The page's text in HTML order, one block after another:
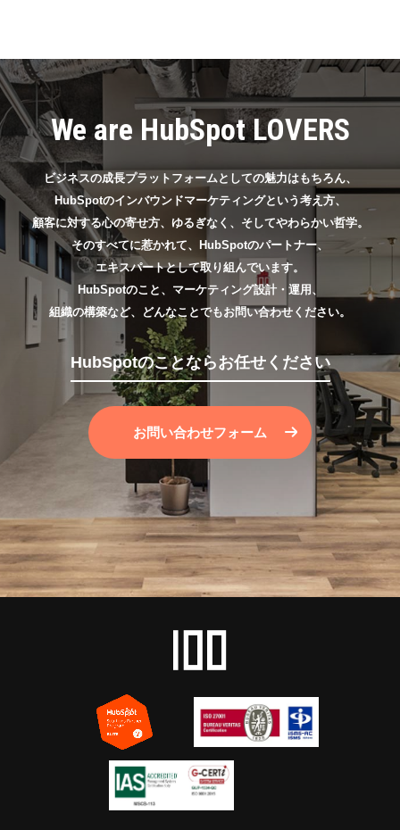
We are HubSpot LOVERS
ビジネスの成長プラットフォームとしての魅力はもちろん、
HubSpotのインバウンドマーケティングという考え方、
顧客に対する心の寄せ方、ゆるぎなく、そしてやわらかい哲学。
そのすべてに惹かれて、HubSpotのパートナー、
エキスパートとして取り組んでいます。
HubSpotのこと、マーケティング設計・運用、
組織の構築など、どんなことでもお問い合わせください。
HubSpotのことならお任せください
お問い合わせフォーム